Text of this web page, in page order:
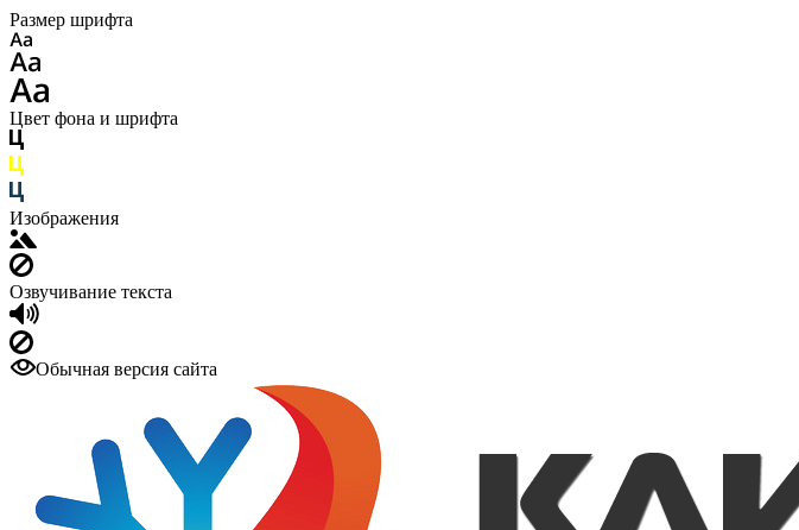
Размер шрифта
Цвет фона и шрифта
Изображения
Озвучивание текста
Обычная версия сайта